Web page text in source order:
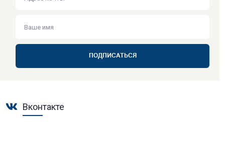
ПОДПИСАТЬСЯ
Вконтакте